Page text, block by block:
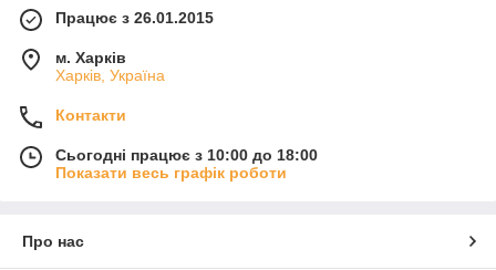
Працює з 26.01.2015
м. Харків
Харків, Україна
Контакти
Сьогодні працює з 10:00 до 18:00
Показати весь графік роботи
Про нас